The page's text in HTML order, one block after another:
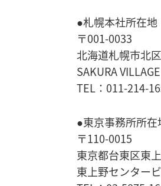
●札幌本社所在地
〒001-0033
北海道札幌市北
SAKURA VILLAGE
TEL：011-214-
●東京事務所所在
〒110-0015
東京都台東区東
東上野センター